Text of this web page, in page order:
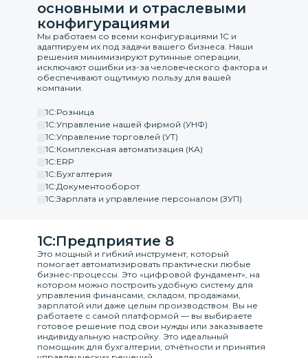
основными и отраслевыми
конфигурациями
Мы работаем со всеми конфигурациями 1С и
адаптируем их под задачи вашего бизнеса. Наши
решения минимизируют рутинные операции,
исключают ошибки из-за человеческого фактора и
обеспечивают ощутимую пользу для вашей
компании.
1С:Розница
1С:Управление нашей фирмой (УНФ)
1С:Управление торговлей (УТ)
1С:Комплексная автоматизация (КА)
1С:ERP
1C:Бухгалтерия
1С:Документооборот
1С:Зарплата и управление персоналом (ЗУП)
1С:Предприятие 8
Это мощный и гибкий инструмент, который
помогает автоматизировать практически любые
бизнес-процессы. Это «цифровой фундамент», на
котором можно построить удобную систему для
управления финансами, складом, продажами,
зарплатой или даже целым производством. Вы не
работаете с самой платформой — вы выбираете
готовое решение под свои нужды или заказываете
индивидуальную настройку. Это идеальный
помощник для бухгалтерии, отчётности и принятия